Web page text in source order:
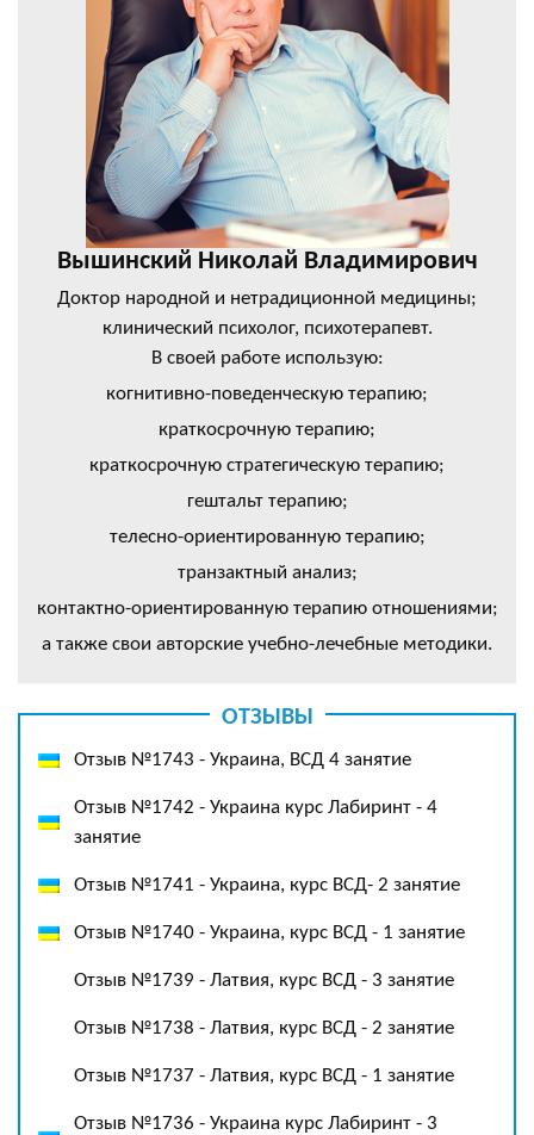
Вышинский Николай Владимирович
Доктор народной и нетрадиционной медицины;
клинический психолог, психотерапевт.
В своей работе использую:
когнитивно-поведенческую терапию;
краткосрочную терапию;
краткосрочную стратегическую терапию;
гештальт терапию;
телесно-ориентированную терапию;
транзактный анализ;
контактно-ориентированную терапию отношениями;
а также свои авторские учебно-лечебные методики.
ОТЗЫВЫ
Отзыв №1743 - Украина, ВСД 4 занятие
Отзыв №1742 - Украина курс Лабиринт - 4
занятие
Отзыв №1741 - Украина, курс ВСД- 2 занятие
Отзыв №1740 - Украина, курс ВСД - 1 занятие
Отзыв №1739 - Латвия, курс ВСД - 3 занятие
Отзыв №1738 - Латвия, курс ВСД - 2 занятие
Отзыв №1737 - Латвия, курс ВСД - 1 занятие
Отзыв №1736 - Украина курс Лабиринт - 3